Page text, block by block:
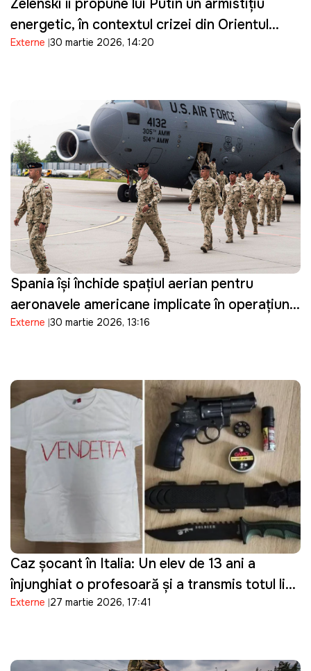
Zelenski îi propune lui Putin un armistițiu
energetic, în contextul crizei din Orientul
Mijlociu: "Suntem pregătiți"
Externe 30 martie 2026, 14:20
Spania își închide spațiul aerian pentru
aeronavele americane implicate în operațiuni
militare împotriva Iranului și restricționează
Externe 30 martie 2026, 13:16
Caz șocant în Italia: Un elev de 13 ani a
înjunghiat o profesoară și a transmis totul live
pe Telegram
Externe 27 martie 2026, 17:41